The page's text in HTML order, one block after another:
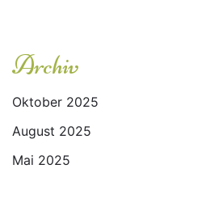
Archiv
Oktober 2025
August 2025
Mai 2025